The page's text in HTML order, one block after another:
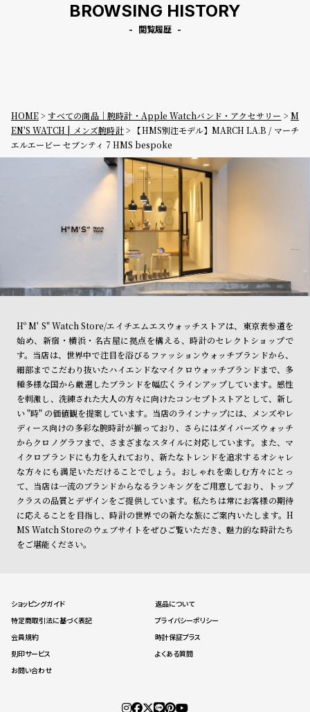
BROWSING HISTORY
閲覧履歴
HOME すべての商品｜腕時計・Apple Watchバンド・アクセサリー
M
EN'S WATCH | メンズ腕時計
【HMS別注モデル】MARCH LA.B / マーチ
エルエービー セブンティ 7 HMS bespoke
Hº M' S" Watch Store/エイチエムエスウォッチストアは、東京表参道を
始め、新宿・横浜・名古屋に拠点を構える、時計のセレクトショップで
す。当店は、世界中で注目を浴びるファッションウォッチブランドから、
細部までこだわり抜いたハイエンドなマイクロウォッチブランドまで、多
種多様な国から厳選したブランドを幅広くラインアップしています。感性
を刺激し、洗練された大人の方々に向けたコンセプトストアとして、新し
い "時" の価値観を提案しています。当店のラインナップには、メンズやレ
ディース向けの多彩な腕時計が揃っており、さらにはダイバーズウォッチ
からクロノグラフまで、さまざまなスタイルに対応しています。また、マ
イクロブランドにも力を入れており、新たなトレンドを追求するオシャレ
な方々にも満足いただけることでしょう。おしゃれを楽しむ方々にとっ
て、当店は一流のブランドからなるランキングをご用意しており、トップ
クラスの品質とデザインをご提供しています。私たちは常にお客様の期待
に応えることを目指し、時計の世界での新たな旅にご案内いたします。H
MS Watch Storeのウェブサイトをぜひご覧いただき、魅力的な時計たち
をご堪能ください。
ショッピングガイド
返品について
特定商取引法に基づく表記
プライバシーポリシー
会員規約
時計保証プラス
刻印サービス
よくある質問
お問い合わせ